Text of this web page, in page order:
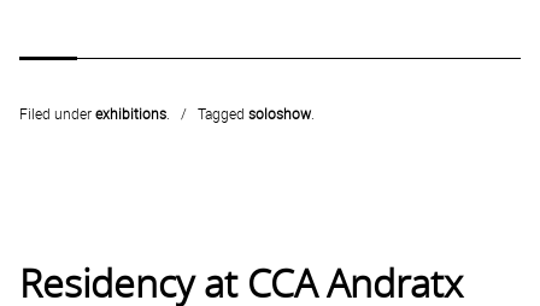
Filed underexhibitions Taggedsoloshow
Residency at CCA Andratx